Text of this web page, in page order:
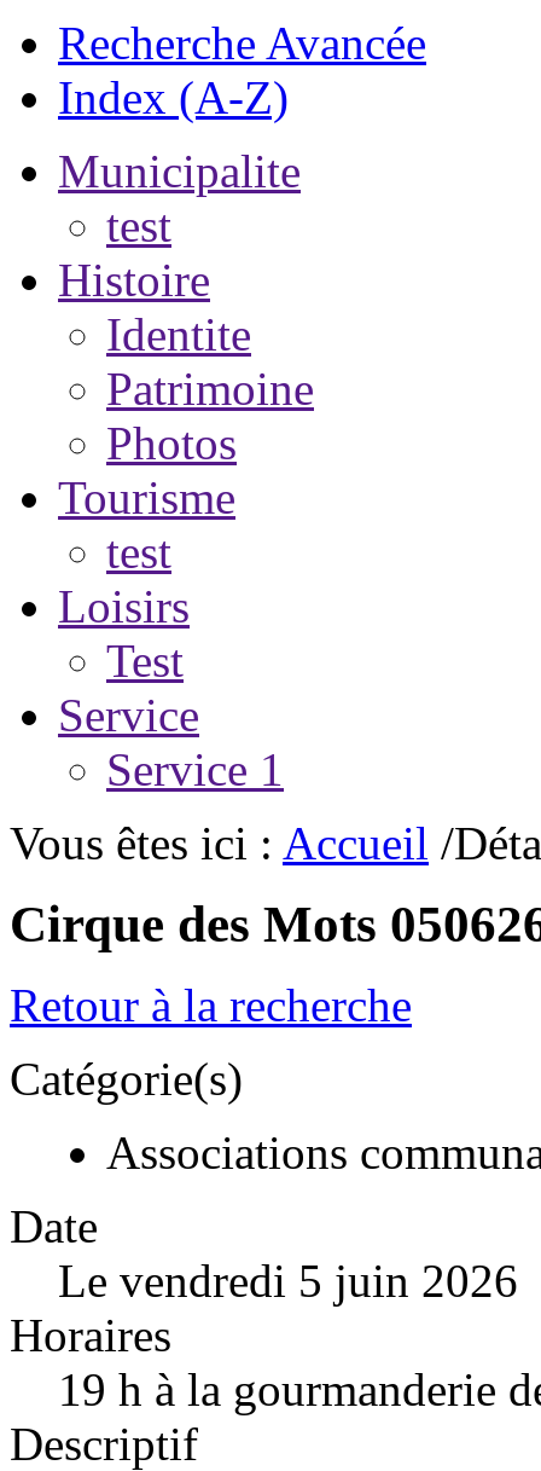
Recherche Avancée
Index (A-Z)
Municipalite
test
Histoire
Identite
Patrimoine
Photos
Tourisme
test
Loisirs
Test
Service
Service 1
Vous êtes ici : Accueil /
Cirque des Mots
Retour à la recherche
Catégorie(s)
Associations
Date
Le vendredi 5 juin 2026
Horaires
19 h à la gourmanderie
Descriptif